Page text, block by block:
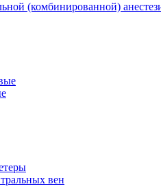
(комбинированной)
вен